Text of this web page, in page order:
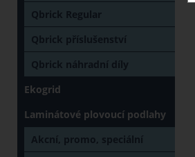
Qbrick Regular
Qbrick příslušenství
Qbrick náhradní díly
Ekogrid
Laminátové plovoucí podlahy
Akcní, promo, speciální